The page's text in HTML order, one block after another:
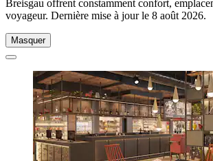
Breisgau offrent constamment confort,
voyageur. Dernière mise à jour le 8 août 2026.
Masquer